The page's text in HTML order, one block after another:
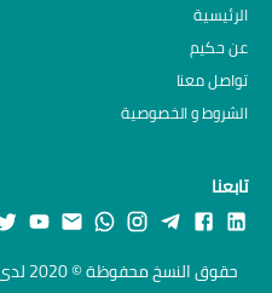
الرئيسية
عن حكيم
تواصل معنا
الشروط و الخصوصية
تابعنا
حقوق النسخ محفوظة © 2020 لدى